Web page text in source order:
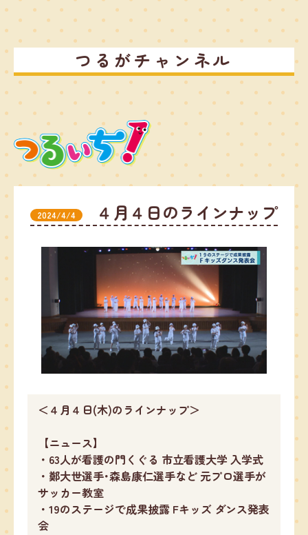
つるがチャンネル
2024/4/4 ４月４日のラインナップ
＜４月４日(木)のラインナップ＞
【ニュース】
・63人が看護の門くぐる 市立看護大学 入学式
・鄭大世選手･森島康仁選手など 元プロ選手が
サッカー教室
・19のステージで成果披露 Fキッズ ダンス発表
会